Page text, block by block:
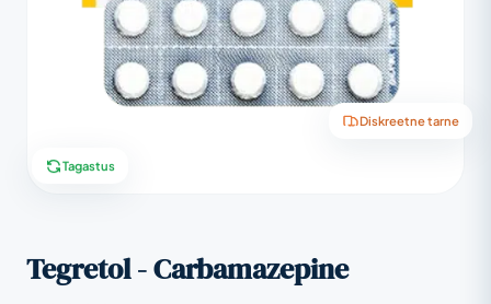
Diskreetne tarne
Tagastus
Tegretol - Carbamazepine